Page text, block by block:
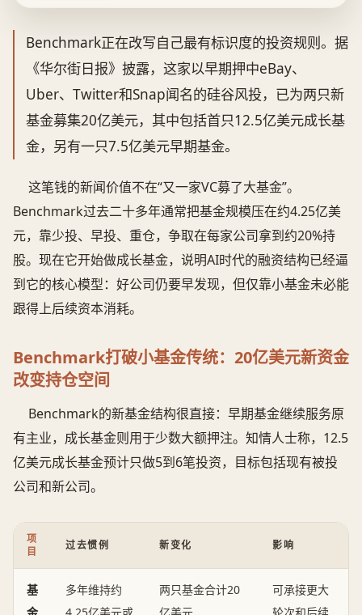
Benchmark正在改写自己最有标识度的投资规则。据
《华尔街日报》披露，这家以早期押中eBay、
Uber、Twitter和Snap闻名的硅谷风投，已为两只新
基金募集20亿美元，其中包括首只12.5亿美元成长基
金，另有一只7.5亿美元早期基金。
这笔钱的新闻价值不在“又一家VC募了大基金”。
Benchmark过去二十多年通常把基金规模压在约4.25亿美
元，靠少投、早投、重仓，争取在每家公司拿到约20%持
股。现在它开始做成长基金，说明AI时代的融资结构已经逼
到它的核心模型：好公司仍要早发现，但仅靠小基金未必能
跟得上后续资本消耗。
Benchmark打破小基金传统：20亿美元新资金
改变持仓空间
Benchmark的新基金结构很直接：早期基金继续服务原
有主业，成长基金则用于少数大额押注。知情人士称，12.5
亿美元成长基金预计只做5到6笔投资，目标包括现有被投
公司和新公司。
项
目
过去惯例 新变化 影响
基
多年维持约
两只基金合计20
可承接更大